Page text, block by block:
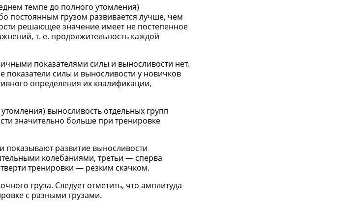
темпе до полного утомления)
постоянным грузом развивается лучше, чем
решающее значение имеет не постепенное
т. е. продолжительность каждой
показателями силы и выносливости нет.
силы и выносливости у новичков
определения их квалификации,
выносливость отдельных групп
значительно больше при тренировке
показывают развитие выносливости
колебаниями, третьи — сперва
тренировки — резким скачком.
груза. Следует отметить, что амплитуда
с разными грузами.